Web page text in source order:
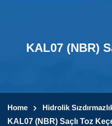
KAL07 (NBR)
Home
Hidrolik
KAL07 (NBR) Saçlı Toz